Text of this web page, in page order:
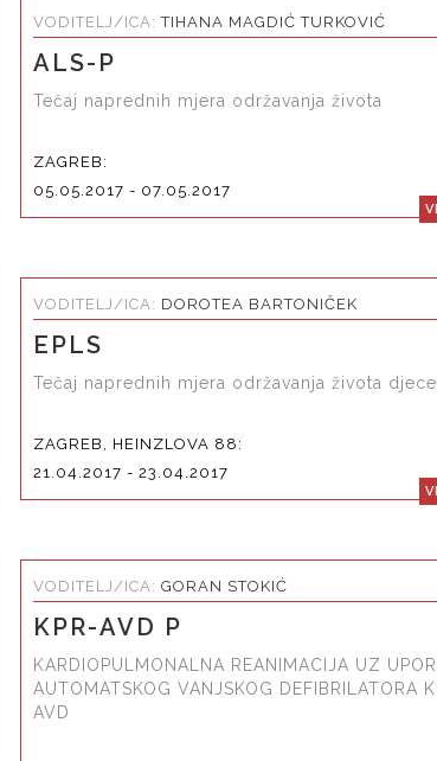
VODITELJ/ICA:TIHANA MAGDIĆ TURKOVIĆ
ALS-P
Tečaj naprednih mjera održavanja života
ZAGREB:
05.05.2017 - 07.05.2017
VODITELJ/ICA: DOROTEA BARTONIČEK
EPLS
Tečaj naprednih mjera održavanja života djece
ZAGREB, HEINZLOVA 88:
21.04.2017 - 23.04.2017
VODITELJ/ICA: GORAN STOKIĆ
KPR-AVD P
KARDIOPULMONALNA REANIMACIJA UZ
AUTOMATSKOG VANJSKOG DEFIBRILATORA
AVD